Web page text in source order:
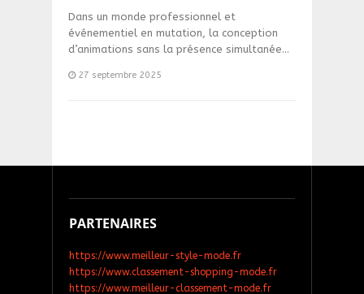
Dans un monde professionnel et
événementiel en mutation, la conception
d’animations sans la présence simultanée…
27 septembre 2025
PARTENAIRES
https://www.meilleur-style-mode.fr
https://www.classement-shopping-mode.fr
https://www.meilleur-classement-mode.fr